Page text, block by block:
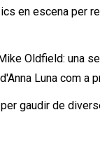
en escena per
Oldfield: una
Luna com a
gaudir de